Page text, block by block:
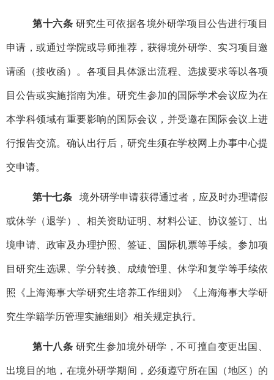
第十六条 研究生可依据各境外研学项目公告进行项目
申请，或通过学院或导师推荐，获得境外研学、实习项目邀
请函（接收函）。各项目具体派出流程、选拔要求等以各项
目公告或实施指南为准。研究生参加的国际学术会议应为在
本学科领域有重要影响的国际会议，并受邀在国际会议上进
行报告交流。确认出行后，研究生须在学校网上办事中心提
交申请。
第十七条境外研学申请获得通过者，应及时办理请假
或休学（退学）、相关资助证明、材料公证、协议签订、出
境申请、政审及办理护照、签证、国际机票等手续。参加项
目研究生选课、学分转换、成绩管理、休学和复学等手续依
照《上海海事大学研究生培养工作细则》《上海海事大学研
究生学籍学历管理实施细则》相关规定执行。
第十八条 研究生参加境外研学，不可擅自变更出国、
出境目的地，在境外研学期间，必须遵守所在国（地区）的